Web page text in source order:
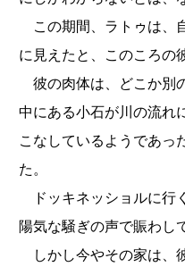
この期間、ラトゥは、
に見えたと、このころの
彼の肉体は、どこか別
中にある小石が川の流れ
こなしているようであ
た。
ドッキネッショルに行
陽気な騒ぎの声で賑わし
しかし今やその家は、